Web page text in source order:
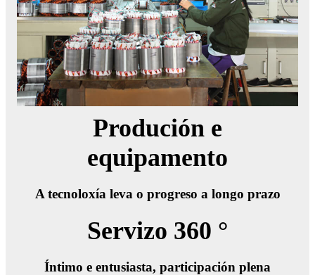
Produción e
equipamento
A tecnoloxía leva o progreso a longo prazo
Servizo 360 °
Íntimo e entusiasta, participación plena